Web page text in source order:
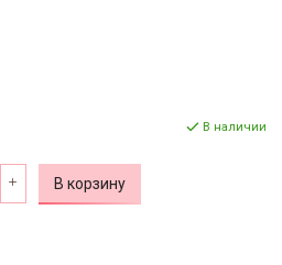
В наличии
В корзину